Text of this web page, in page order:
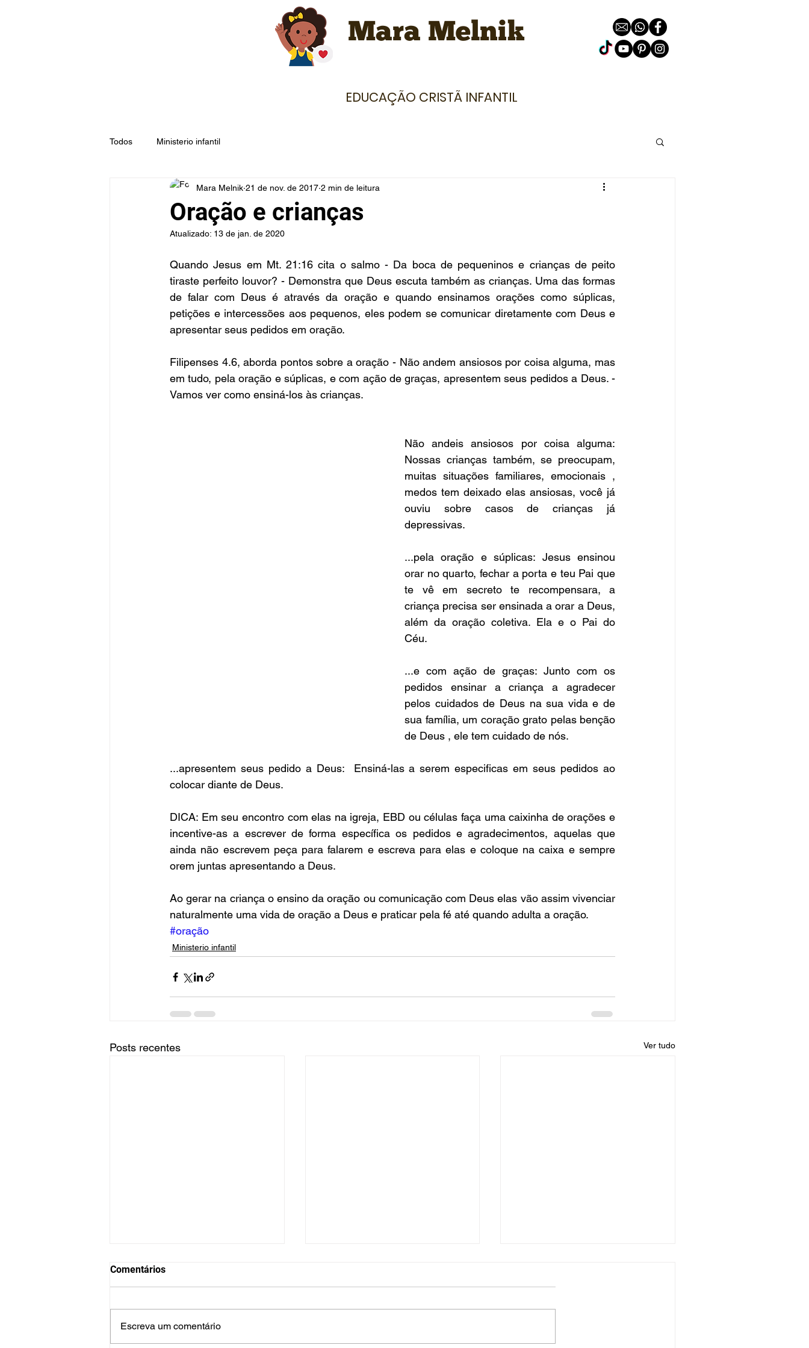
Mara Melnik
EDUCAÇÃO CRISTÃ INFANTIL
Todos Ministerio infantil
Oração e crianças
Mara Melnik 21 de nov. de 2017 2 min de leitura
Atualizado: 13 de jan. de 2020
Quando Jesus em Mt. 21:16 cita o salmo - Da boca de pequeninos e crianças de peito
tiraste perfeito louvor? - Demonstra que Deus escuta também as crianças. Uma das formas
de falar com Deus é através da oração e quando ensinamos orações como súplicas,
petições e intercessões aos pequenos, eles podem se comunicar diretamente com Deus e
apresentar seus pedidos em oração.
Filipenses 4.6, aborda pontos sobre a oração - Não andem ansiosos por coisa alguma, mas
em tudo, pela oração e súplicas, e com ação de graças, apresentem seus pedidos a Deus. -
Vamos ver como ensiná-los às crianças.
Não andeis ansiosos por coisa alguma:
Nossas crianças também, se preocupam,
muitas situações familiares, emocionais ,
medos tem deixado elas ansiosas, você já
ouviu sobre casos de crianças já
depressivas.
...pela oração e súplicas: Jesus ensinou
orar no quarto, fechar a porta e teu Pai que
te vê em secreto te recompensara, a
criança precisa ser ensinada a orar a Deus,
além da oração coletiva. Ela e o Pai do
Céu.
...e com ação de graças: Junto com os
pedidos ensinar a criança a agradecer
pelos cuidados de Deus na sua vida e de
sua família, um coração grato pelas benção
de Deus , ele tem cuidado de nós.
...apresentem seus pedido a Deus:  Ensiná-las a serem especificas em seus pedidos ao
colocar diante de Deus.
DICA: Em seu encontro com elas na igreja, EBD ou células faça uma caixinha de orações e
incentive-as a escrever de forma específica os pedidos e agradecimentos, aquelas que
ainda não escrevem peça para falarem e escreva para elas e coloque na caixa e sempre
orem juntas apresentando a Deus.
Ao gerar na criança o ensino da oração ou comunicação com Deus elas vão assim vivenciar
naturalmente uma vida de oração a Deus e praticar pela fé até quando adulta a oração.
#oração
Ministerio infantil
Posts recentes Ver tudo
Comentários
Escreva um comentário